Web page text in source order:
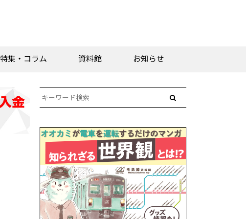
特集・コラム 資料館 お知らせ